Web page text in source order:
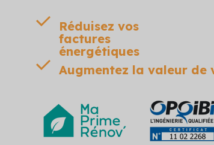
Réduisez vos
factures
énergétiques
Augmentez la valeur de